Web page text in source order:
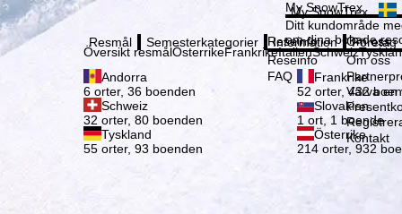
Registrering
My SnowTrex
My SnowTrex
Ditt kundområde
om dina bokade
Resmål
Översikt resmålÖsterrikeFrankrikeItalienSchweiz
Andorra
6 orter, 36 boenden
Frankrike
52 orter, 432
Schweiz
32 orter, 80 boenden
Slovakien
1 ort, 1 boende
Tyskland
55 orter, 93 boenden
Österrike
214 orter, 932
Semesterkategorier Information
Reseinfo
Reseinfo
FAQ
Företag
Om oss
Om oss
Värva en
Kontakt